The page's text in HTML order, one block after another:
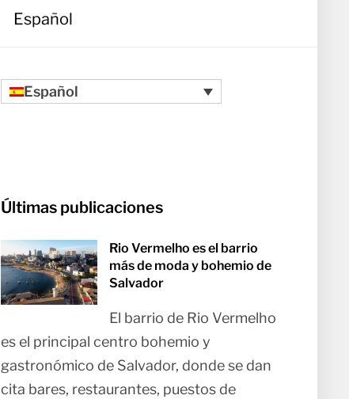
Español
Español
Últimas publicaciones
Rio Vermelho es el barrio
más de moda y bohemio de
Salvador
El barrio de Rio Vermelho
es el principal centro bohemio y
gastronómico de Salvador, donde se dan
cita bares, restaurantes, puestos de